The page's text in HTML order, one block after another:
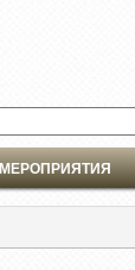
МЕРОПРИЯТИЯ